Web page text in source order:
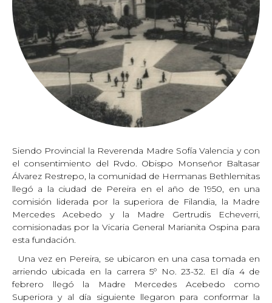
Siendo Provincial la Reverenda Madre Sofía Valencia y con
el consentimiento del Rvdo. Obispo Monseñor Baltasar
Álvarez Restrepo, la comunidad de Hermanas Bethlemitas
llegó a la ciudad de Pereira en el año de 1950, en una
comisión liderada por la superiora de Filandia, la Madre
Mercedes Acebedo y la Madre Gertrudis Echeverri,
comisionadas por la Vicaria General Marianita Ospina para
esta fundación.
Una vez en Pereira, se ubicaron en una casa tomada en
arriendo ubicada en la carrera 5º No. 23-32. El día 4 de
febrero llegó la Madre Mercedes Acebedo como
Superiora y al día siguiente llegaron para conformar la